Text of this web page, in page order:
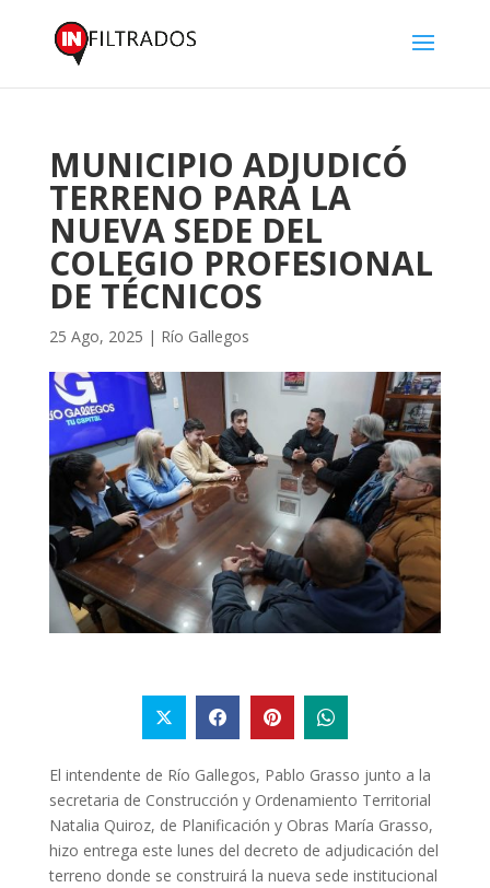
MUNICIPIO ADJUDICÓ
TERRENO PARA LA
NUEVA SEDE DEL
COLEGIO PROFESIONAL
DE TÉCNICOS
25 Ago, 2025 | Río Gallegos
El intendente de Río Gallegos, Pablo Grasso junto a la
secretaria de Construcción y Ordenamiento Territorial
Natalia Quiroz, de Planificación y Obras María Grasso,
hizo entrega este lunes del decreto de adjudicación del
terreno donde se construirá la nueva sede institucional